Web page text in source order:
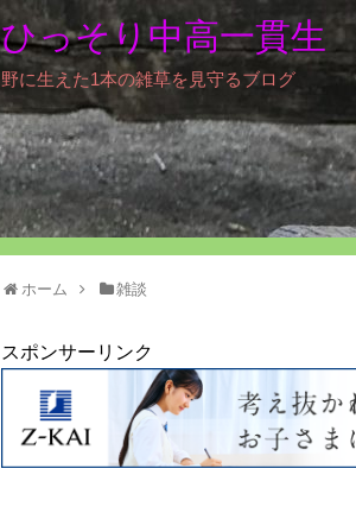
ひっそり中高一貫生
野に生えた1本の雑草を見守るブログ
ホーム 雑談
スポンサーリンク